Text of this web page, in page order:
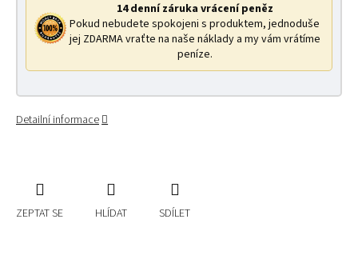
14 denní záruka vrácení peněz
Pokud nebudete spokojeni s produktem, jednoduše
jej ZDARMA vraťte na naše náklady a my vám vrátíme
peníze.
Detailní informace
ZEPTAT SE HLÍDAT SDÍLET